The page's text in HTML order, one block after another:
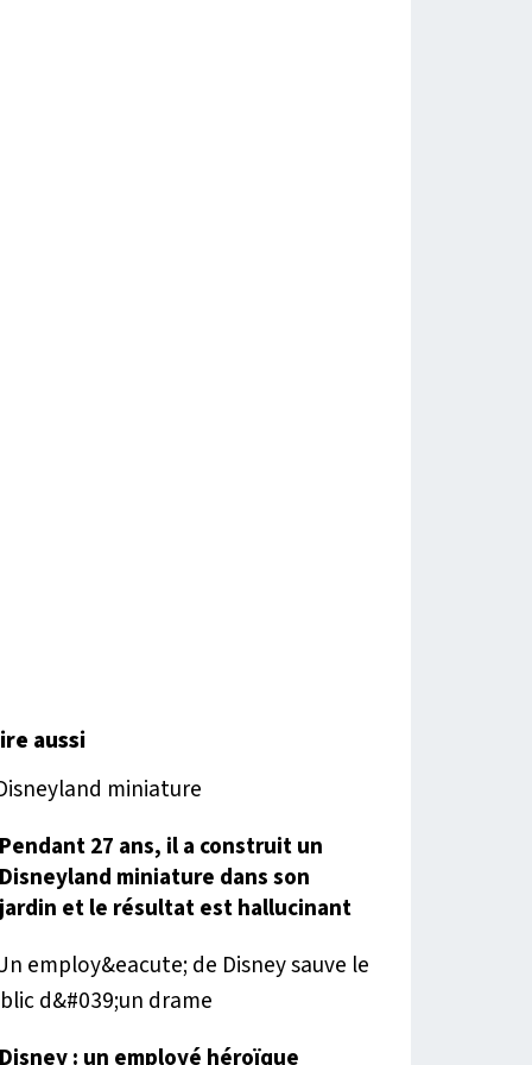
aussi
Pendant 27 ans, il a construit un
Disneyland miniature dans son
jardin et le résultat est hallucinant
Disney : un employé héroïque